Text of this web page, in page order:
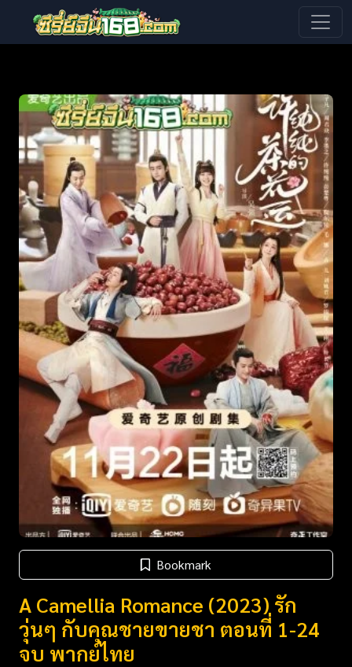
Bookmark
A Camellia Romance (2023) รัก
วุ่นๆ กับคุณชายขายชา ตอนที่ 1-24
จบ พากย์ไทย